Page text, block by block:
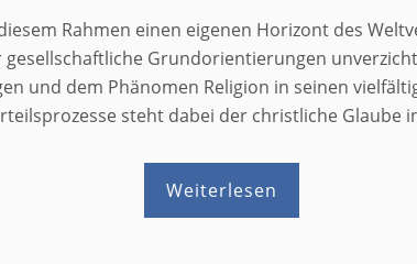
Rahmen einen eigenen Horizont des
Grundorientierungen
und dem Phänomen Religion in seinen
steht dabei der christliche Glaube
Weiterlesen